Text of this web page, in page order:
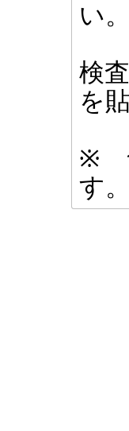
い
検
を
※
す。